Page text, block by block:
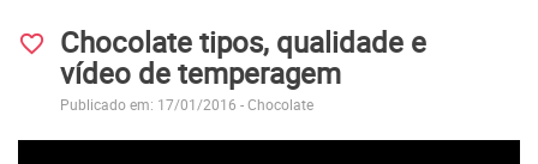
favorite_border
Chocolate tipos, qualidade e
vídeo de temperagem
Publicado em: 17/01/2016 -Chocolate